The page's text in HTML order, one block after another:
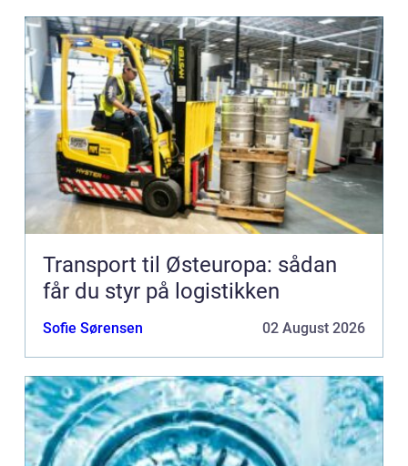
Transport til Østeuropa: sådan
får du styr på logistikken
Sofie Sørensen 02 August 2026